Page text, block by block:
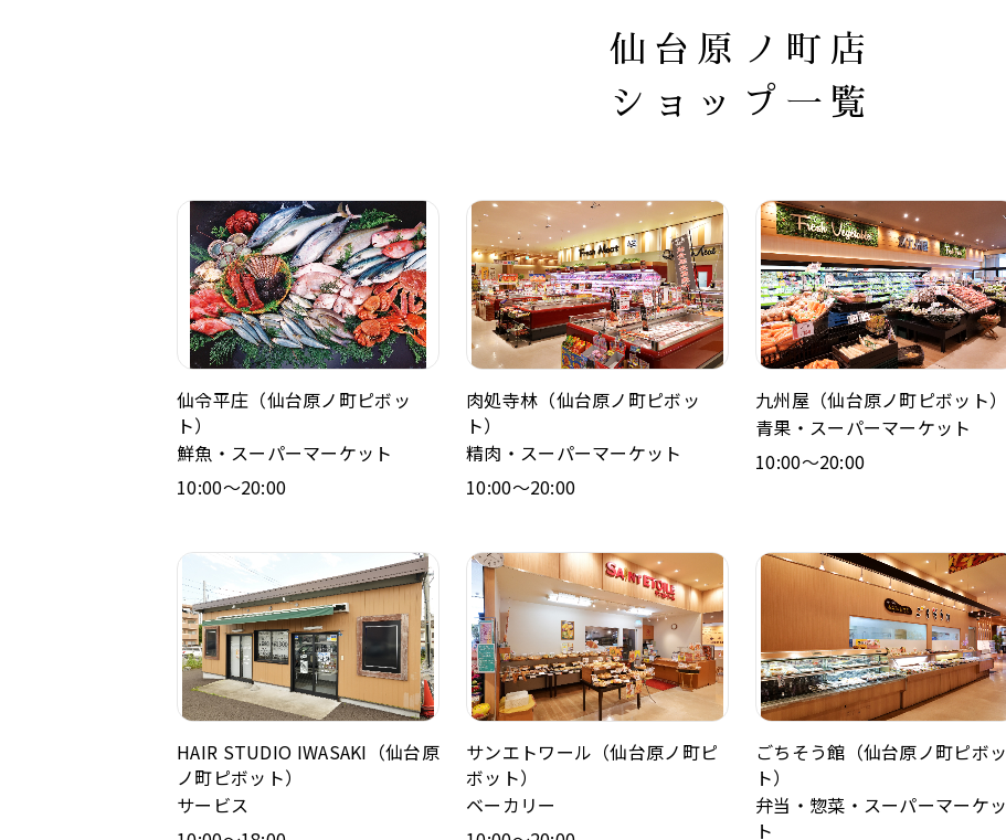
仙台原ノ町店
ショップ一覧
仙令平庄（仙台原ノ町ピボッ
ト）
鮮魚・スーパーマーケット
10:00～20:00
肉処寺林（仙台原ノ町ピボッ
ト）
精肉・スーパーマーケット
10:00～20:00
九州屋（仙台原ノ町ピボット）
青果・スーパーマーケット
10:00～20:00
HAIR STUDIO IWASAKI（仙台原
ノ町ピボット）
サービス
サンエトワール（仙台原ノ町ピ
ボット）
ベーカリー
ごちそう館（仙台原ノ町ピボッ
ト）
弁当・惣菜・スーパーマーケッ
ト